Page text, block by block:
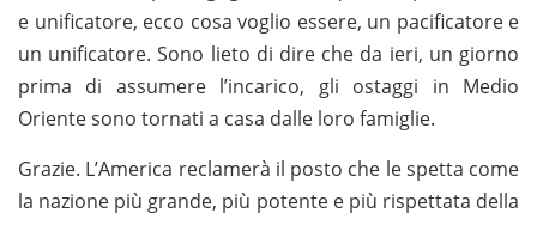
e unificatore, ecco cosa voglio essere, un pacificatore e
un unificatore. Sono lieto di dire che da ieri, un giorno
prima di assumere l’incarico, gli ostaggi in Medio
Oriente sono tornati a casa dalle loro famiglie.
Grazie. L’America reclamerà il posto che le spetta come
la nazione più grande, più potente e più rispettata della